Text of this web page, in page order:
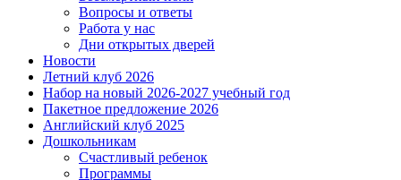
Вопросы и ответы
Работа у нас
Дни открытых дверей
Новости
Летний клуб 2026
Набор на новый 2026-2027 учебный год
Пакетное предложение 2026
Английский клуб 2025
Дошкольникам
Счастливый ребенок
Программы